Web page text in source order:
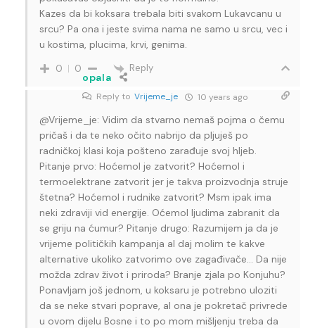
Kazes da bi koksara trebala biti svakom Lukavcanu u
srcu? Pa ona i jeste svima nama ne samo u srcu, vec i
u kostima, plucima, krvi, genima.
0 0 Reply
opala
Reply to Vrijeme_je 10 years ago
@Vrijeme_je: Vidim da stvarno nemaš pojma o čemu
pričaš i da te neko očito nabrijo da pljuješ po
radničkoj klasi koja pošteno zarađuje svoj hljeb.
Pitanje prvo: Hoćemol je zatvorit? Hoćemol i
termoelektrane zatvorit jer je takva proizvodnja struje
štetna? Hoćemol i rudnike zatvorit? Msm ipak ima
neki zdraviji vid energije. Oćemol ljudima zabranit da
se griju na ćumur? Pitanje drugo: Razumijem ja da je
vrijeme političkih kampanja al daj molim te kakve
alternative ukoliko zatvorimo ove zagađivače… Da nije
možda zdrav život i priroda? Branje zjala po Konjuhu?
Ponavljam još jednom, u koksaru je potrebno uloziti
da se neke stvari poprave, al ona je pokretač privrede
u ovom dijelu Bosne i to po mom mišljenju treba da